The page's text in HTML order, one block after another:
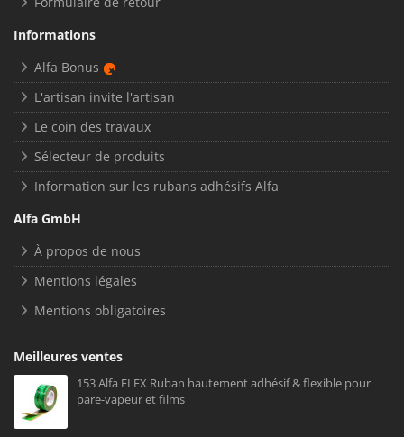
Informations
Alfa Bonus
L'artisan invite l'artisan
Le coin des travaux
Sélecteur de produits
Information sur les rubans adhésifs Alfa
Alfa GmbH
À propos de nous
Mentions légales
Mentions obligatoires
Meilleures ventes
153 Alfa FLEX Ruban hautement adhésif & flexible pour
pare-vapeur et films